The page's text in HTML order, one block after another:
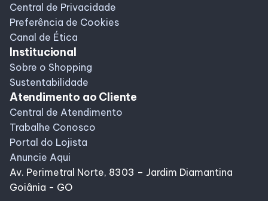
Central de Privacidade
Preferência de Cookies
Canal de Ética
Institucional
Sobre o Shopping
Sustentabilidade
Atendimento ao Cliente
Central de Atendimento
Trabalhe Conosco
Portal do Lojista
Anuncie Aqui
Av. Perimetral Norte, 8303 – Jardim Diamantina
Goiânia - GO